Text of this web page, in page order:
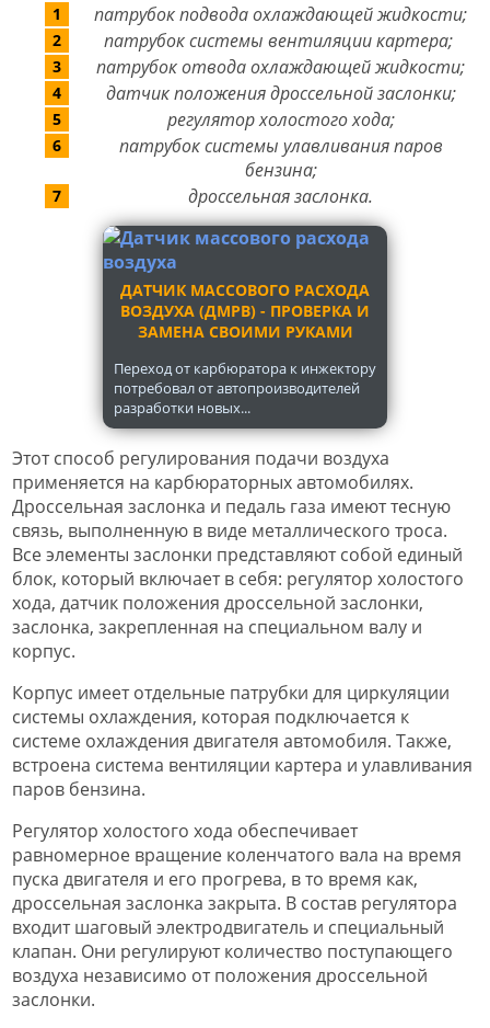
патрубок подвода охлаждающей жидкости;
патрубок системы вентиляции картера;
патрубок отвода охлаждающей жидкости;
датчик положения дроссельной заслонки;
регулятор холостого хода;
патрубок системы улавливания паров
бензина;
дроссельная заслонка.
ДАТЧИК МАССОВОГО РАСХОДА
ВОЗДУХА (ДМРВ) - ПРОВЕРКА И
ЗАМЕНА СВОИМИ РУКАМИ
Переход от карбюратора к инжектору
потребовал от автопроизводителей
разработки новых...
Этот способ регулирования подачи воздуха
применяется на карбюраторных автомобилях.
Дроссельная заслонка и педаль газа имеют тесную
связь, выполненную в виде металлического троса.
Все элементы заслонки представляют собой единый
блок, который включает в себя: регулятор холостого
хода, датчик положения дроссельной заслонки,
заслонка, закрепленная на специальном валу и
корпус.
Корпус имеет отдельные патрубки для циркуляции
системы охлаждения, которая подключается к
системе охлаждения двигателя автомобиля. Также,
встроена система вентиляции картера и улавливания
паров бензина.
Регулятор холостого хода обеспечивает
равномерное вращение коленчатого вала на время
пуска двигателя и его прогрева, в то время как,
дроссельная заслонка закрыта. В состав регулятора
входит шаговый электродвигатель и специальный
клапан. Они регулируют количество поступающего
воздуха независимо от положения дроссельной
заслонки.